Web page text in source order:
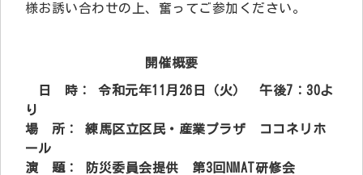
様お誘い合わせの上、奮ってご参加ください。
開催概要
日 時： 令和元年11月26日（火） 午後7：30よ
り
場 所： 練馬区立区民・産業プラザ ココネリホ
ール
演 題： 防災委員会提供 第3回NMAT研修会